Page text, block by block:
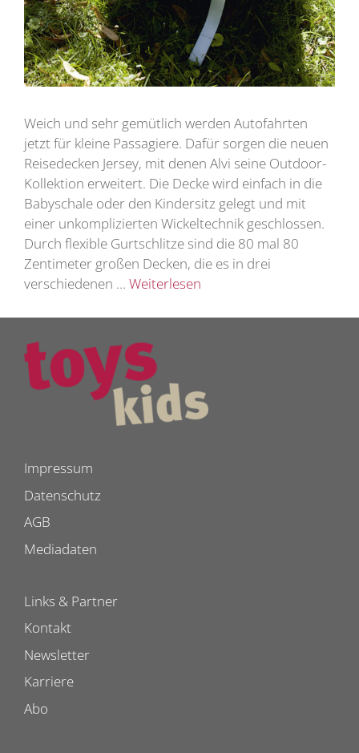
Weich und sehr gemütlich werden Autofahrten
jetzt für kleine Passagiere. Dafür sorgen die neuen
Reisedecken Jersey, mit denen Alvi seine Outdoor-
Kollektion erweitert. Die Decke wird einfach in die
Babyschale oder den Kindersitz gelegt und mit
einer unkomplizierten Wickeltechnik geschlossen.
Durch flexible Gurtschlitze sind die 80 mal 80
Zentimeter großen Decken, die es in drei
verschiedenen … Weiterlesen
Impressum
Datenschutz
AGB
Mediadaten
Links & Partner
Kontakt
Newsletter
Karriere
Abo